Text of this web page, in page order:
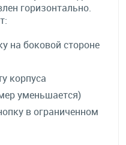
горизонтально.
на боковой стороне
корпуса
уменьшается)
в ограниченном